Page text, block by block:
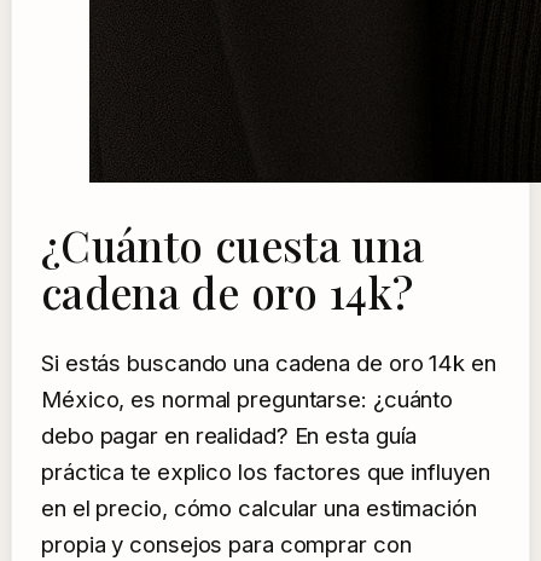
¿Cuánto cuesta una
cadena de oro 14k?
Si estás buscando una cadena de oro 14k en
México, es normal preguntarse: ¿cuánto
debo pagar en realidad? En esta guía
práctica te explico los factores que influyen
en el precio, cómo calcular una estimación
propia y consejos para comprar con